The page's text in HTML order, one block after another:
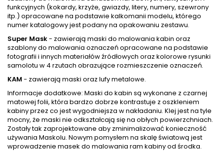
funkcyjnych (kokardy, krzyże, gwiazdy, litery, numery, szewrony
itp.) opracowane na podstawie kalkomanii modelu, którego
numer katalogowy jest podany na opakowaniu zestawu.
Super Mask- zawierają maski do malowania kabin oraz
szablony do malowania oznaczeń opracowane na podstawie
fotografii i innych materiałów źródłowych oraz kolorowe rysunki
samolotu w 4 rzutach obrazujące rozmieszczenie oznaczeń.
KAM - zawierają maski oraz lufy metalowe.
Informacje dodatkowe: Maski do kabin są wykonane z czarnej
matowej folii, która bardzo dobrze kontrastuje z oszkleniem
kabiny przez co jest wygodniejsza w nakładaniu. Klej jest na tyle
mocny, że maski nie odkształcają się na obłych powierzchniach.
Zostały tak zaprojektowane aby zminimalizować konieczność
używania Maskolu. Nowym pomysłem na skalę światową jest
wprowadzenie masek do malowania ram kabiny od środka.